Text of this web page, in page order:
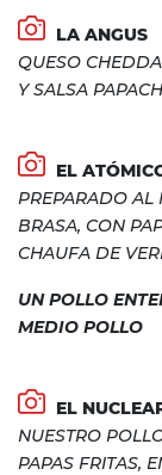
LA ANGUS
QUESO
Y SALSA
EL
PREPARADO AL
BRASA, CON
CHAUFA DE
UN POLLO
MEDIO POLLO
EL
NUESTRO
PAPAS FRITAS,